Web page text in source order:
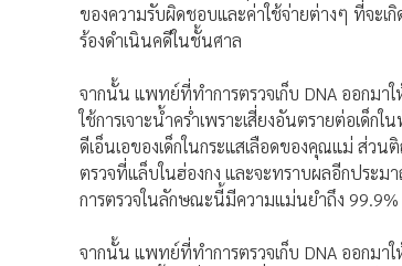
ของความรับผิดชอบและค่าใช้จ่ายต่างๆ ที่จะเ
ร้องดําเนินคดีในชั้นศาล
จากนั้น แพทย์ที่ทำการตรวจเก็บ DNA ออกมา
ใช้การเจาะน้ำคร่ำเพราะเสี่ยงอันตรายต่อเด็
ดีเอ็นเอของเด็กในกระแสเลือดของคุณแม่ ส่วน
ตรวจที่แล็บในฮ่องกง และจะทราบผลอีกประ
การตรวจในลักษณะนี้มีความแม่นยําถึง 99.9%
จากนั้น แพทย์ที่ทำการตรวจเก็บ DNA ออกมา